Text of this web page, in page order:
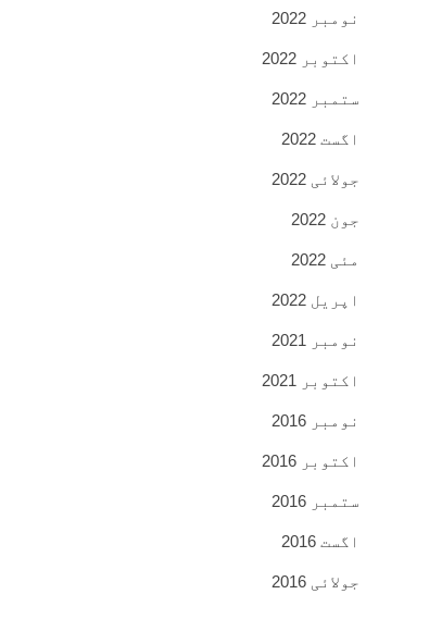
نومبر 2022
اکتوبر 2022
ستمبر 2022
اگست 2022
جولائی 2022
جون 2022
مئی 2022
اپریل 2022
نومبر 2021
اکتوبر 2021
نومبر 2016
اکتوبر 2016
ستمبر 2016
اگست 2016
جولائی 2016